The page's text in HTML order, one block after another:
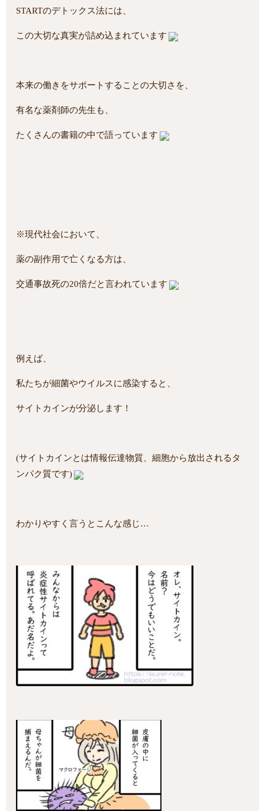
STARTのデトックス法には、
この大切な真実が詰め込まれています
本来の働きをサポートすることの大切さを、
有名な薬剤師の先生も、
たくさんの書籍の中で語っています
※現代社会において、
薬の副作用で亡くなる方は、
交通事故死の20倍だと言われています
例えば、
私たちが細菌やウイルスに感染すると、
サイトカインが分泌します！
(サイトカインとは情報伝達物質、細胞から放出されるタ
ンパク質です)
わかりやすく言うとこんな感じ…